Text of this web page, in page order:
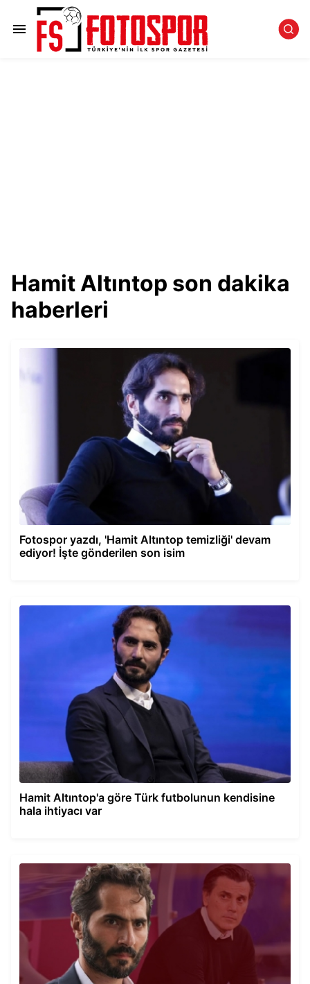
Hamit Altıntop son dakika
haberleri
Fotospor yazdı, 'Hamit Altıntop temizliği' devam
ediyor! İşte gönderilen son isim
Hamit Altıntop'a göre Türk futbolunun kendisine
hala ihtiyacı var